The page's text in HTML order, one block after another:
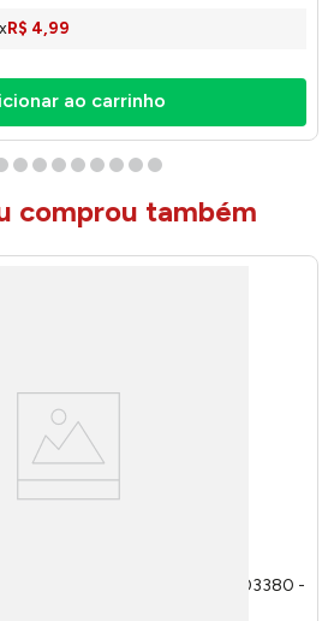
xR$ 4,99
ao carrinho
comprou também
10,5x5,5x4,3cm 126064803380 -